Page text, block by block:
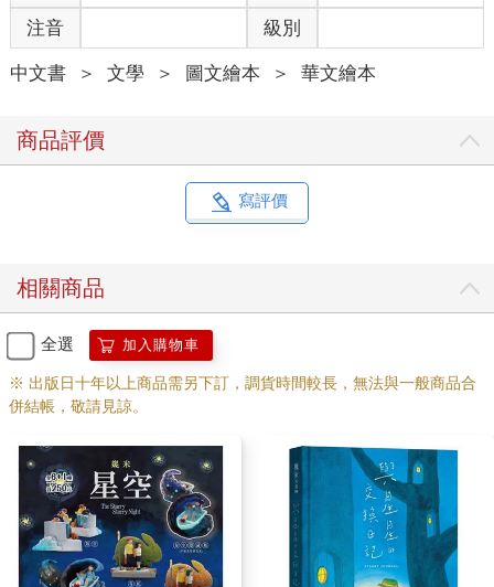
注音 級別
中文書 ＞ 文學 ＞ 圖文繪本 ＞ 華文繪本
商品評價
寫評價
相關商品
全選 加入購物車
※ 出版日十年以上商品需另下訂，調貨時間較長，無法與一般商品合
併結帳，敬請見諒。